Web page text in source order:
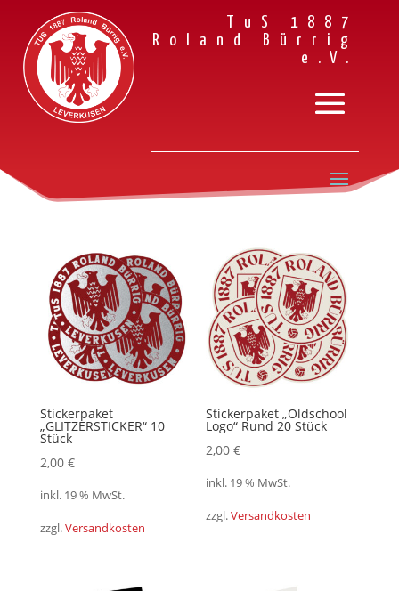
TuS 1887
Roland Bürrig
e.V.
Stickerpaket
„GLITZERSTICKER“ 10
Stück
2,00 €
inkl. 19 % MwSt.
zzgl.Versandkosten
Stickerpaket „Oldschool
Logo“ Rund 20 Stück
2,00€
inkl. 19 % MwSt.
zzgl.Versandkosten